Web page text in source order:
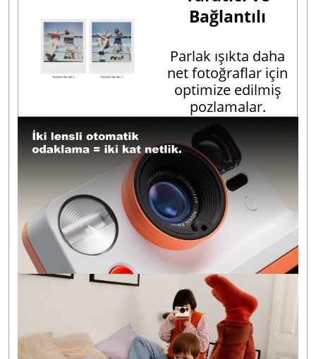
Bağlantılı
Parlak ışıkta daha
net fotoğraflar için
optimize edilmiş
pozlamalar.